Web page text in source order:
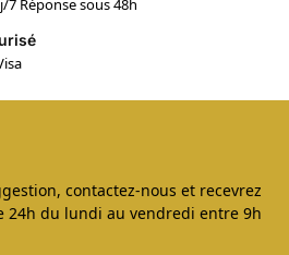
7 Réponse sous 48h
contactez-nous et recevrez
24h du lundi au vendredi entre 9h